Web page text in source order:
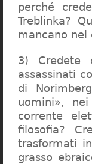
perché
Treblinka?
mancano nel
3) Credete
assassinati
di
uomini»,
corrente
filosofia?
trasformati
grasso